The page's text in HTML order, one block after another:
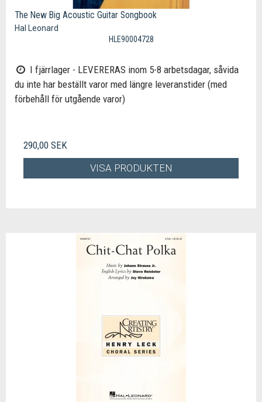
The New Big Acoustic Guitar Songbook
Hal Leonard
HLE90004728
I fjärrlager - LEVERERAS inom 5-8 arbetsdagar, såvida
du inte har beställt varor med längre leveranstider (med
förbehåll för utgående varor)
290,00 SEK
VISA PRODUKTEN